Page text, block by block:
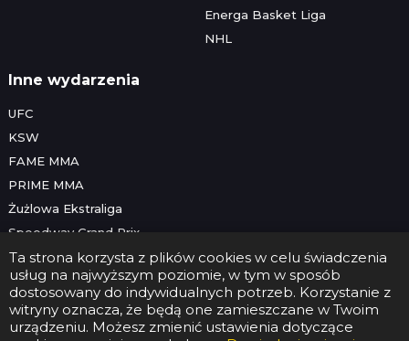
Ta strona korzysta z plików cookies w celu świadczenia
usług na najwyższym poziomie, w tym w sposób
dostosowany do indywidualnych potrzeb. Korzystanie z
witryny oznacza, że będą one zamieszczane w Twoim
urządzeniu. Możesz zmienić ustawienia dotyczące
Energa Basket Liga
NHL
Inne wydarzenia
UFC
KSW
FAME MMA
PRIME MMA
Żużlowa Ekstraliga
Speedway Grand Prix
Skoki narciarskie
Copyright © 2026 Futbolwtv.pl